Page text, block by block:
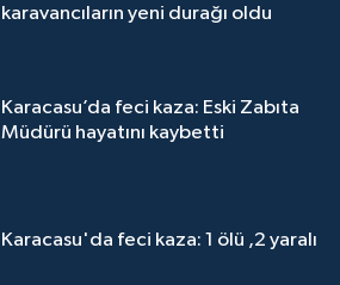
karavancıların yeni durağı oldu
Karacasu’da feci kaza: Eski Zabıta
Müdürü hayatını kaybetti
Karacasu'da feci kaza: 1 ölü ,2 yaralı